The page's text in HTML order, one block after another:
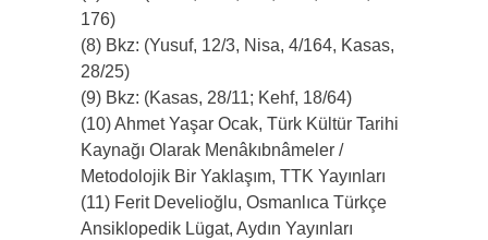
176)
(8) Bkz: (Yusuf, 12/3, Nisa, 4/164, Kasas,
28/25)
(9) Bkz: (Kasas, 28/11; Kehf, 18/64)
(10) Ahmet Yaşar Ocak, Türk Kültür Tarihi
Kaynağı Olarak Menâkıbnâmeler /
Metodolojik Bir Yaklaşım, TTK Yayınları
(11) Ferit Develioğlu, Osmanlıca Türkçe
Ansiklopedik Lügat, Aydın Yayınları